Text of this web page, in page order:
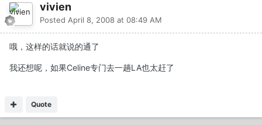
vivien
Posted April 8, 2008 at 08:49 AM
哦，这样的话就说的通了
我还想呢，如果Celine专门去一趟LA也太赶了
Quote